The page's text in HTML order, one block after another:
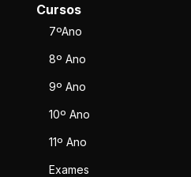
Cursos
7ºAno
8º Ano
9º Ano
10º Ano
11º Ano
Exames